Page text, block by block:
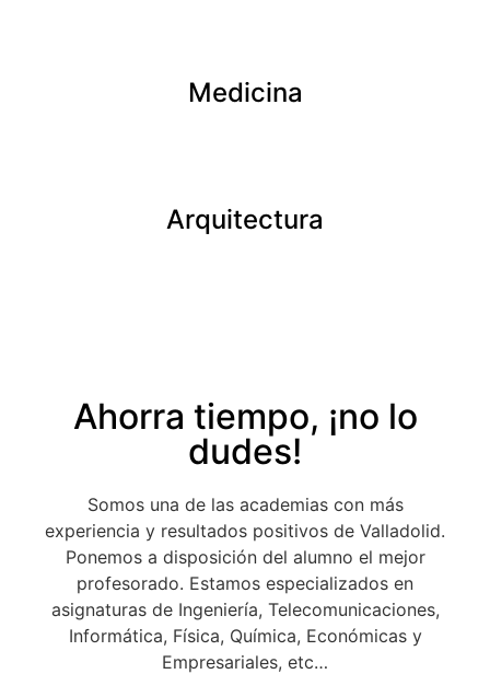
Medicina
Arquitectura
Ahorra tiempo, ¡no lo
dudes!
Somos una de las academias con más
experiencia y resultados positivos de Valladolid.
Ponemos a disposición del alumno el mejor
profesorado. Estamos especializados en
asignaturas de Ingeniería, Telecomunicaciones,
Informática, Física, Química, Económicas y
Empresariales, etc…